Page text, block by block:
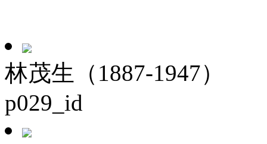
林茂生（1887-1947）
p029_id